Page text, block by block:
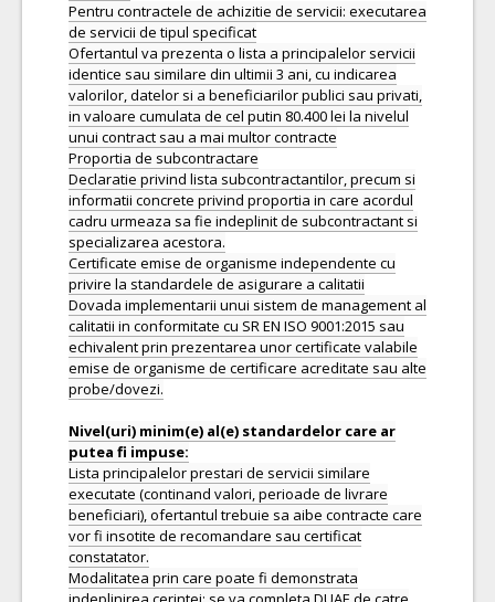
Pentru contractele de achizitie de servicii: executarea
de servicii de tipul specificat
Ofertantul va prezenta o lista a principalelor servicii
identice sau similare din ultimii 3 ani, cu indicarea
valorilor, datelor si a beneficiarilor publici sau privati,
in valoare cumulata de cel putin 80.400 lei la nivelul
unui contract sau a mai multor contracte
Proportia de subcontractare
Declaratie privind lista subcontractantilor, precum si
informatii concrete privind proportia in care acordul
cadru urmeaza sa fie indeplinit de subcontractant si
specializarea acestora.
Certificate emise de organisme independente cu
privire la standardele de asigurare a calitatii
Dovada implementarii unui sistem de management al
calitatii in conformitate cu SR EN ISO 9001:2015 sau
echivalent prin prezentarea unor certificate valabile
emise de organisme de certificare acreditate sau alte
probe/dovezi.
Nivel(uri) minim(e) al(e) standardelor care ar
Lista principalelor prestari de servicii similare
executate (continand valori, perioade de livrare
beneficiari), ofertantul trebuie sa aibe contracte care
vor fi insotite de recomandare sau certificat
constatator.
Modalitatea prin care poate fi demonstrata